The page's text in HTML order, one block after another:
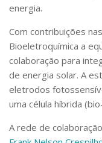
Comunicação
Aplicativos e Sites
Jornal da USP
Agenda de
Defesa de Teses
energia.
Com contribuições
Bioeletroquímica a
colaboração para
de energia solar. A
eletrodos
uma célula híbrida
A rede de